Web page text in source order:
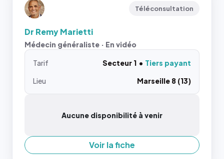
Téléconsultation
Dr Remy Marietti
Médecin généraliste · En vidéo
Tarif Secteur 1
Tiers payant
Lieu
Marseille 8 (13)
Aucune disponibilité à venir
Voir la fiche